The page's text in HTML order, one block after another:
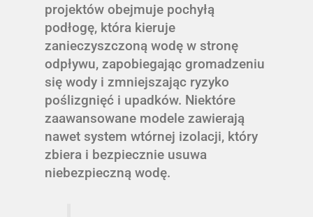
projektów obejmuje pochyłą
podłogę, która kieruje
zanieczyszczoną wodę w stronę
odpływu, zapobiegając gromadzeniu
się wody i zmniejszając ryzyko
poślizgnięć i upadków. Niektóre
zaawansowane modele zawierają
nawet system wtórnej izolacji, który
zbiera i bezpiecznie usuwa
niebezpieczną wodę.